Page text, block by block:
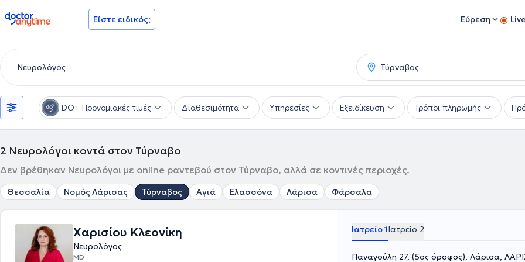
doctoranytime Είστε ειδικός; Εύρεση
DO+ Προνομιακές τιμές Διαθεσιμότητα Υπηρεσίες Εξειδίκευση Τρόποι πληρωμής
2 Νευρολόγοι κοντά στον Τύρναβο
Δεν βρέθηκαν Νευρολόγοι με online ραντεβού στον Τύρναβο, αλλά σε κοντινές περιοχές.
Θεσσαλία Νομός Λάρισας Τύρναβος Αγιά Ελασσόνα Λάρισα Φάρσαλα
Χαρισίου Κλεονίκη
Νευρολόγος
MD
Ιατρείο 1Ιατρείο 2
Παναγούλη 27, (5ος όροφος), Λάρισα,